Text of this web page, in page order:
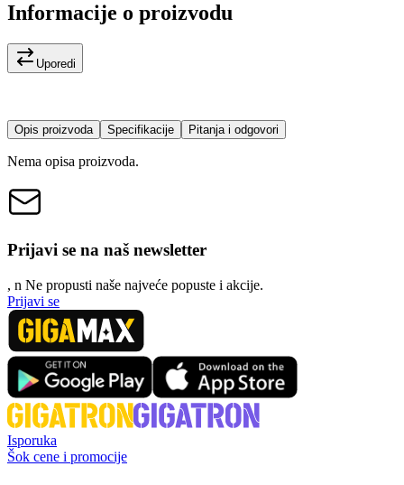
Informacije o proizvodu
Uporedi
Opis proizvoda Specifikacije Pitanja i odgovori
Nema opisa proizvoda.
Prijavi se na naš newsletter
, n Ne propusti naše najveće popuste i akcije.
Prijavi se
Isporuka
Šok cene i promocije